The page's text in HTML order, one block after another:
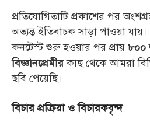
প্রতিযোগিতাটি প্রকাশের পর
অত্যন্ত ইতিবাচক সাড়া পাওয়া
কনটেস্ট শুরু হওয়ার পর প্রায় ৮০০
বিজ্ঞানপ্রেমীরকাছ থেকে আমরা
ছবি পেয়েছি।
বিচার প্রক্রিয়া ও বিচারকবৃন্দ